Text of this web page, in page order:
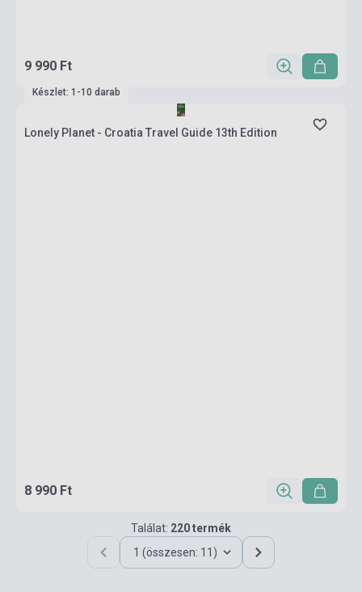
9 990 Ft
Készlet: 1-10 darab
Lonely Planet - Croatia Travel Guide 13th Edition
8 990 Ft
Találat: 220 termék
1 (összesen: 11)